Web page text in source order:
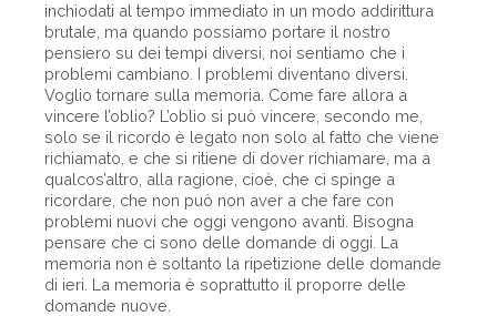
inchiodati al tempo immediato in un modo addirittura
brutale, ma quando possiamo portare il nostro
pensiero su dei tempi diversi, noi sentiamo che i
problemi cambiano. I problemi diventano diversi.
Voglio tornare sulla memoria. Come fare allora a
vincere l’oblio? L’oblio si può vincere, secondo me,
solo se il ricordo è legato non solo al fatto che viene
richiamato, e che si ritiene di dover richiamare, ma a
qualcos’altro, alla ragione, cioè, che ci spinge a
ricordare, che non può non aver a che fare con
problemi nuovi che oggi vengono avanti. Bisogna
pensare che ci sono delle domande di oggi. La
memoria non è soltanto la ripetizione delle domande
di ieri. La memoria è soprattutto il proporre delle
domande nuove.